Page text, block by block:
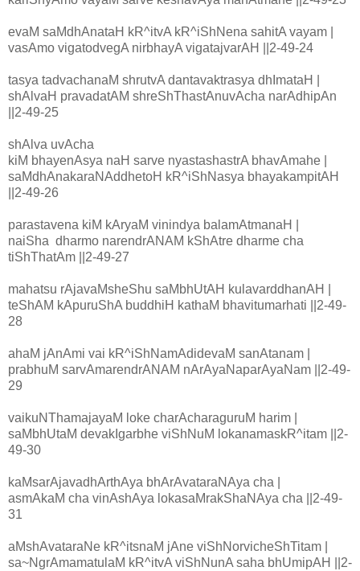
evaM saMdhAnataH kR^itvA kR^iShNena sahitA vayam |
vasAmo vigatodvegA nirbhayA vigatajvarAH ||2-49-24
tasya tadvachanaM shrutvA dantavaktrasya dhImataH |
shAlvaH pravadatAM shreShThastAnuvAcha narAdhipAn
||2-49-25
shAlva uvAcha
kiM bhayenAsya naH sarve nyastashastrA bhavAmahe |
saMdhAnakaraNAddhetoH kR^iShNasya bhayakampitAH
||2-49-26
parastavena kiM kAryaM vinindya balamAtmanaH |
naiSha dharmo narendrANAM kShAtre dharme cha
tiShThatAm ||2-49-27
mahatsu rAjavaMsheShu saMbhUtAH kulavarddhanAH |
teShAM kApuruShA buddhiH kathaM bhavitumarhati ||2-49-
28
ahaM jAnAmi vai kR^iShNamAdidevaM sanAtanam |
prabhuM sarvAmarendrANAM nArAyaNaparAyaNam ||2-49-
29
vaikuNThamajayaM loke charAcharaguruM harim |
saMbhUtaM devakIgarbhe viShNuM lokanamaskR^itam ||2-
49-30
kaMsarAjavadhArthAya bhArAvataraNAya cha |
asmAkaM cha vinAshAya lokasaMrakShaNAya cha ||2-49-
31
aMshAvataraNe kR^itsnaM jAne viShNorvicheShTitam |
sa~NgrAmamatulaM kR^itvA viShNunA saha bhUmipAH ||2-